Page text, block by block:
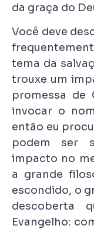
da graça do
Você deve
tema da
trouxe um
promessa de
invocar o
então eu
podem ser
impacto no
a grande
escondido, o
descoberta
Evangelho: